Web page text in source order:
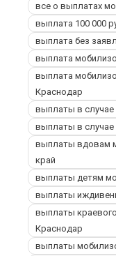
все о выплатах
выплата 100 000
выплата без
выплата
выплата
Краснодар
выплаты в случае
выплаты в случае
выплаты вдовам
край
выплаты детям
выплаты
выплаты
Краснодар
выплаты